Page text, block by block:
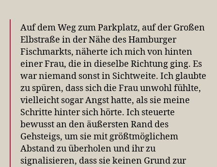
Auf dem Weg zum Parkplatz, auf der Großen
Elbstraße in der Nähe des Hamburger
Fischmarkts, näherte ich mich von hinten
einer Frau, die in dieselbe Richtung ging. Es
war niemand sonst in Sichtweite. Ich glaubte
zu spüren, dass sich die Frau unwohl fühlte,
vielleicht sogar Angst hatte, als sie meine
Schritte hinter sich hörte. Ich steuerte
bewusst an den äußersten Rand des
Gehsteigs, um sie mit größtmöglichem
Abstand zu überholen und ihr zu
signalisieren, dass sie keinen Grund zur